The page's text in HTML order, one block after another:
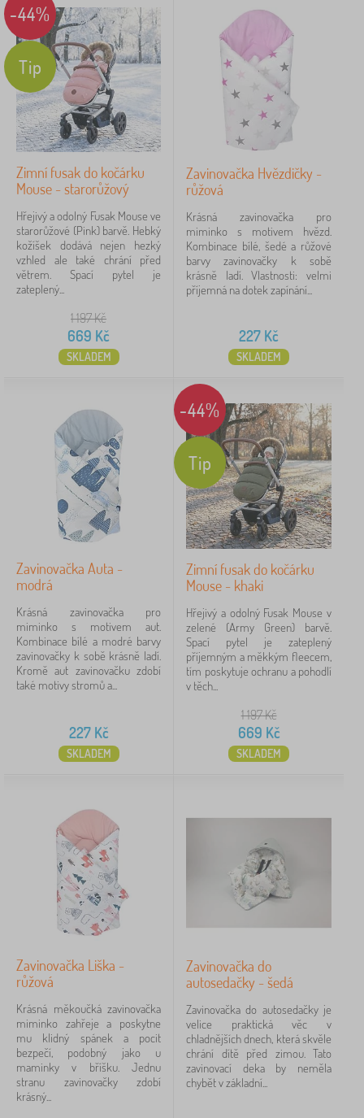
197 Kč
2 508 Kč
Vyhledat v rámci filtru
Dostupnost
Podkategorie
Typ nabídky
Štítky
FILTROVÁNÍ
-44%
Tip
Zimní fusak do kočárku
Mouse - starorůžový
Hřejivý a odolný Fusak Mouse ve
starorůžové (Pink) barvě. Hebký
kožíšek dodává nejen hezký
vzhled ale také chrání před
větrem. Spací pytel je
zateplený...
1 197Kč
669 Kč
SKLADEM
Zavinovačka Hvězdičky -
růžová
Krásná zavinovačka pro
miminko s motivem hvězd.
Kombinace bílé, šedé a růžové
barvy zavinovačky k sobě
krásně ladí. Vlastnosti: velmi
příjemná na dotek zapínání...
227 Kč
SKLADEM
Zavinovačka Auta -
modrá
Krásná zavinovačka pro
miminko s motivem aut.
Kombinace bílé a modré barvy
zavinovačky k sobě krásně ladí.
Kromě aut zavinovačku zdobí
také motivy stromů a...
227Kč
SKLADEM
-44%
Tip
Zimní fusak do kočárku
Mouse - khaki
Hřejivý a odolný Fusak Mouse v
zelené (Army Green) barvě.
Spací pytel je zateplený
příjemným a měkkým fleecem,
tím poskytuje ochranu a pohodlí
v těch...
1 197Kč
669 Kč
SKLADEM
Zavinovačka Liška -
růžová
Krásná měkoučká zavinovačka
miminko zahřeje a poskytne
mu klidný spánek a pocit
bezpečí, podobný jako u
maminky v bříšku. Jednu
stranu zavinovačky zdobí
krásný...
Zavinovačka do
autosedačky - šedá
Zavinovačka do autosedačky je
velice praktická věc v
chladnějších dnech, která skvěle
chrání dítě před zimou. Tato
zavinovací deka by neměla
chybět v základní...